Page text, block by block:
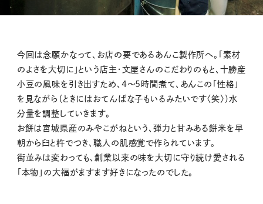
今回は念願かなって、お店の要であるあんこ製作所へ。「素材
のよさを大切に」という店主・文屋さんのこだわりのもと、十勝産
小豆の風味を引き出すため、4〜5時間煮て、あんこの「性格」
を見ながら（ときにはおてんばな子もいるみたいです〈笑〉）水
分量を調整していきます。
お餅は宮城県産のみやこがねという、弾力と甘みある餅米を早
朝から臼と杵でつき、職人の肌感覚で作られています。
街並みは変わっても、創業以来の味を大切に守り続け愛される
「本物」の大福がますます好きになったのでした。